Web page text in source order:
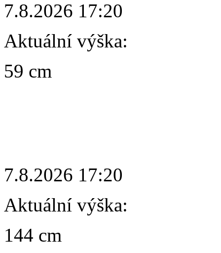
7.8.2026 17:20
Aktuální výška:
59 cm
7.8.2026 17:20
Aktuální výška:
144 cm